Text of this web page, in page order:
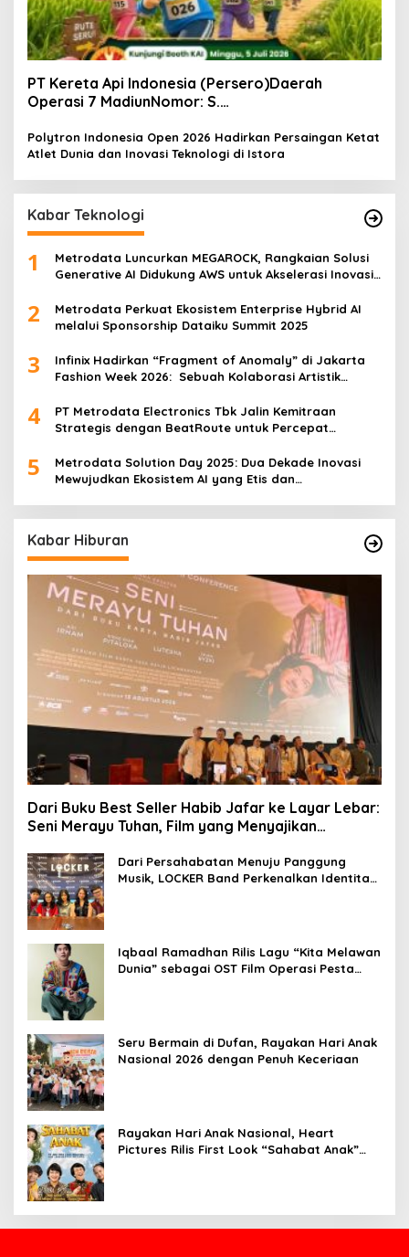
PT Kereta Api Indonesia (Persero)Daerah
Operasi 7 MadiunNomor: S.
Polytron Indonesia Open 2026 Hadirkan Persaingan Ketat
Atlet Dunia dan Inovasi Teknologi di Istora
Kabar Teknologi
1
Metrodata Luncurkan MEGAROCK, Rangkaian Solusi
Generative AI Didukung AWS untuk Akselerasi Inovasi
2
Metrodata Perkuat Ekosistem Enterprise Hybrid AI
melalui Sponsorship Dataiku Summit 2025
3
Infinix Hadirkan “Fragment of Anomaly” di Jakarta
Fashion Week 2026: Sebuah Kolaborasi Artistik
Eksperimen Robotik ‘R.AT.S’ Lab
4
PT Metrodata Electronics Tbk Jalin Kemitraan
Strategis dengan BeatRoute untuk Percepat
5
Metrodata Solution Day 2025: Dua Dekade Inovasi
Mewujudkan Ekosistem AI yang Etis dan
Kabar Hiburan
Dari Buku Best Seller Habib Jafar ke Layar Lebar:
Seni Merayu Tuhan, Film yang Menyajikan
Dari Persahabatan Menuju Panggung
Musik, LOCKER Band Perkenalkan Identitas
Iqbaal Ramadhan Rilis Lagu “Kita Melawan
Dunia” sebagai OST Film Operasi Pesta
Seru Bermain di Dufan, Rayakan Hari Anak
Nasional 2026 dengan Penuh Keceriaan
Rayakan Hari Anak Nasional, Heart
Pictures Rilis First Look “Sahabat Anak”